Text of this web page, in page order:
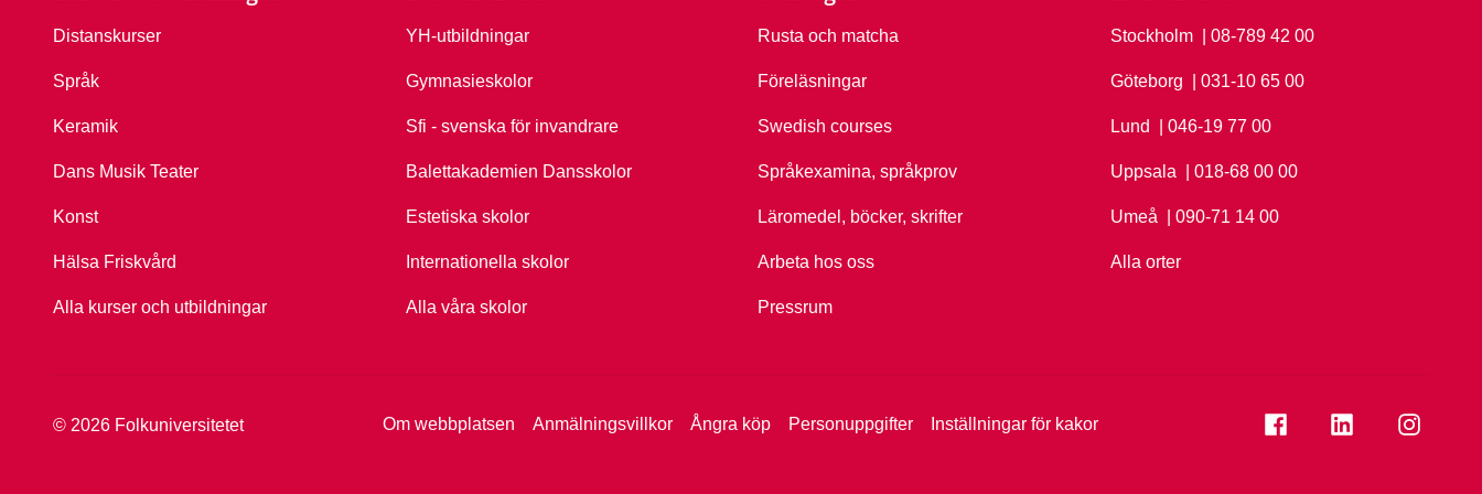
Distanskurser
Språk
Keramik
Dans Musik Teater
Konst
Hälsa Friskvård
Alla kurser och utbildningar
YH-utbildningar
Gymnasieskolor
Sfi - svenska för invandrare
Balettakademien Dansskolor
Estetiska skolor
Internationella skolor
Alla våra skolor
Rusta och matcha
Föreläsningar
Swedish courses
Språkexamina, språkprov
Läromedel, böcker, skrifter
Arbeta hos oss
Pressrum
Stockholm Ring Stockholm på
| 08-789 42 00
Göteborg Ring Göteborg på
| 031-10 65 00
Lund Ring Lund på
| 046-19 77 00
Uppsala Ring Uppsala på
| 018-68 00 00
Umeå Ring Umeå på
| 090-71 14 00
Alla orter
© 2026 Folkuniversitetet Om webbplatsen Anmälningsvillkor Ångra köp Personuppgifter Inställningar för kakor Se folkuniversitetet på
Se